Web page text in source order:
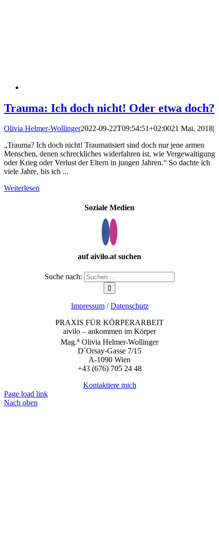
Trauma: Ich doch nicht! Oder etwa doch?
Olivia Helmer-Wollinger2022-09-22T09:54:51+02:0021 Mai, 2018|
„Trauma? Ich doch nicht! Traumatisiert sind doch nur jene armen
Menschen, denen schreckliches widerfahren ist, wie Vergewaltigung
oder Krieg oder Verlust der Eltern in jungen Jahren.“ So dachte ich
viele Jahre, bis ich ...
Weiterlesen
Soziale Medien
auf aivilo.at suchen
Suche nach:
Impressum/Datenschutz
PRAXIS FÜR KÖRPERARBEIT
aivilo – ankommen im Körper
Mag.a Olivia Helmer-Wollinger
D`Orsay-Gasse 7/15
A-1090 Wien
+43 (676) 705 24 48
Kontaktiere mich
Page load link
Nach oben